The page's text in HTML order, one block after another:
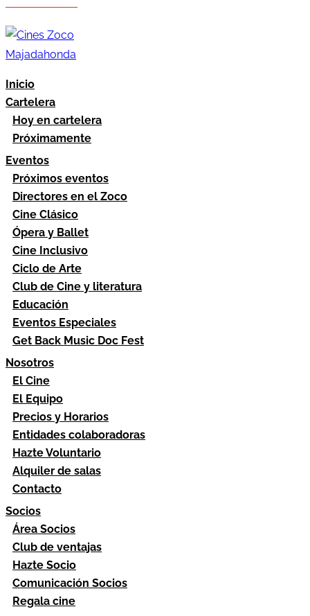
Inicio
Cartelera
Hoy en cartelera
Próximamente
Eventos
Próximos eventos
Directores en el Zoco
Cine Clásico
Ópera y Ballet
Cine Inclusivo
Ciclo de Arte
Club de Cine y literatura
Educación
Eventos Especiales
Get Back Music Doc Fest
Nosotros
El Cine
El Equipo
Precios y Horarios
Entidades colaboradoras
Hazte Voluntario
Alquiler de salas
Contacto
Socios
Área Socios
Club de ventajas
Hazte Socio
Comunicación Socios
Regala cine